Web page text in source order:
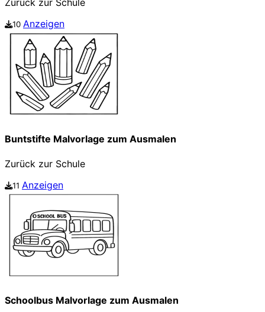
Zurück zur Schule
10 Anzeigen
Buntstifte Malvorlage zum Ausmalen
Zurück zur Schule
11 Anzeigen
Schoolbus Malvorlage zum Ausmalen